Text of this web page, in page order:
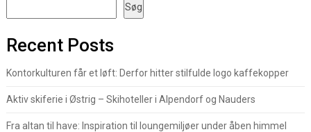
Søg
Recent Posts
Kontorkulturen får et løft: Derfor hitter stilfulde logo kaffekopper
Aktiv skiferie i Østrig – Skihoteller i Alpendorf og Nauders
Fra altan til have: Inspiration til loungemiljøer under åben himmel